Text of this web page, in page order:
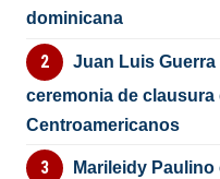
dominicana
Juan Luis
ceremonia de
Centroamericanos
Marileidy